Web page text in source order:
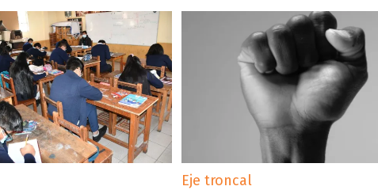
Eje troncal